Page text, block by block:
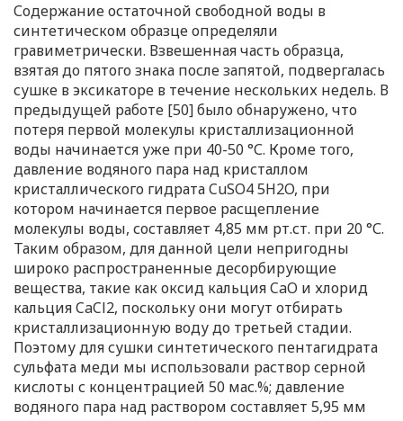
Содержание остаточной свободной воды в
синтетическом образце определяли
гравиметрически. Взвешенная часть образца,
взятая до пятого знака после запятой, подвергалась
сушке в эксикаторе в течение нескольких недель. В
предыдущей работе [50] было обнаружено, что
потеря первой молекулы кристаллизационной
воды начинается уже при 40-50 °С. Кроме того,
давление водяного пара над кристаллом
кристаллического гидрата CuSO4 5H2O, при
котором начинается первое расщепление
молекулы воды, составляет 4,85 мм рт.ст. при 20 °С.
Таким образом, для данной цели непригодны
широко распространенные десорбирующие
вещества, такие как оксид кальция CaO и хлорид
кальция CaCl2, поскольку они могут отбирать
кристаллизационную воду до третьей стадии.
Поэтому для сушки синтетического пентагидрата
сульфата меди мы использовали раствор серной
кислоты с концентрацией 50 мас.%; давление
водяного пара над раствором составляет 5,95 мм